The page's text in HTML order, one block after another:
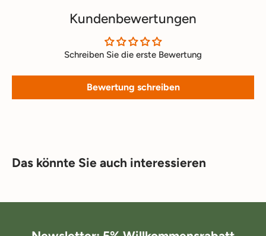
Kundenbewertungen
Schreiben Sie die erste Bewertung
Bewertung schreiben
Das könnte Sie auch interessieren